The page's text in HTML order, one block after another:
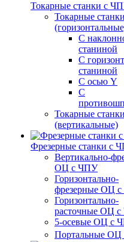
Токарные станки с
Токарные
С
станиной
С
станиной
С осью Y
С
Токарные
(вертикальные)
Фрезерные станки с
Вертикально-
ОЦ с ЧПУ
Горизонтально-
фрезерные ОЦ
Горизонтально-
расточные ОЦ
5-осевые ОЦ с
Портальные